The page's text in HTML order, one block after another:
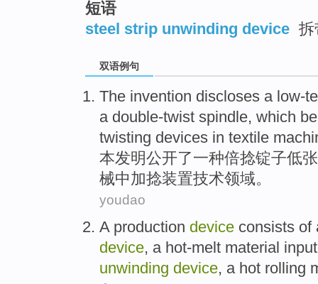
短语
steel strip unwinding device 拆
双语例句
The invention discloses a low-
a double-twist spindle, which
twisting devices in textile
本发明公开了一种倍捻锭子低
械中加捻装置技术领域。
youdao
A production device consists of
device, a hot-melt material input
unwinding device, a hot rolling